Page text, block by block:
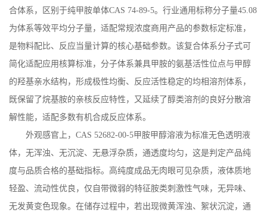
合体系，区别于纯甲胺单体CAS 74-89-5。行业通用标称分子量45.08
为体系等效平均分子量，适配常规浓度商用产品的参数标定标准，
是物料配比、反应当量计算的核心基础参数。该复合体系分子式可
简化适配应用核算标准，分子体系兼具甲胺的氨基活性位点与甲醇
的羟基亲水结构，形成极性均衡、反应活性稳定的均相溶剂体系，
既保留了烷基胺的亲核反应特性，又延续了醇类溶剂的良好分散溶
解性能，适配多数有机合成反应体系。
外观感官上， CAS 52682-00-5甲胺甲醇溶液为标准无色透明液
体，无浑浊、无沉淀、无悬浮杂质，通透度均匀，这是判定产品纯
度与品质合格的基础指标。高纯度成品无肉眼可见杂质，液体质地
轻盈、流动性优良，仅自带微弱的特征胺类刺激性气味，无异味、
无发黄变色现象。在储存过程中，若出现微黄浑浊、絮状沉淀，通